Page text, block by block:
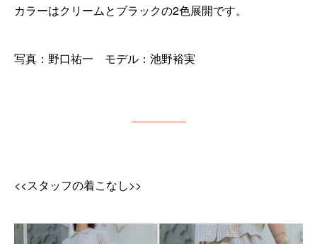
カラーはクリームとブラックの2色展開です。
写真：野口祐一 モデル：池野裕実
<<スタッフの着こなし>>